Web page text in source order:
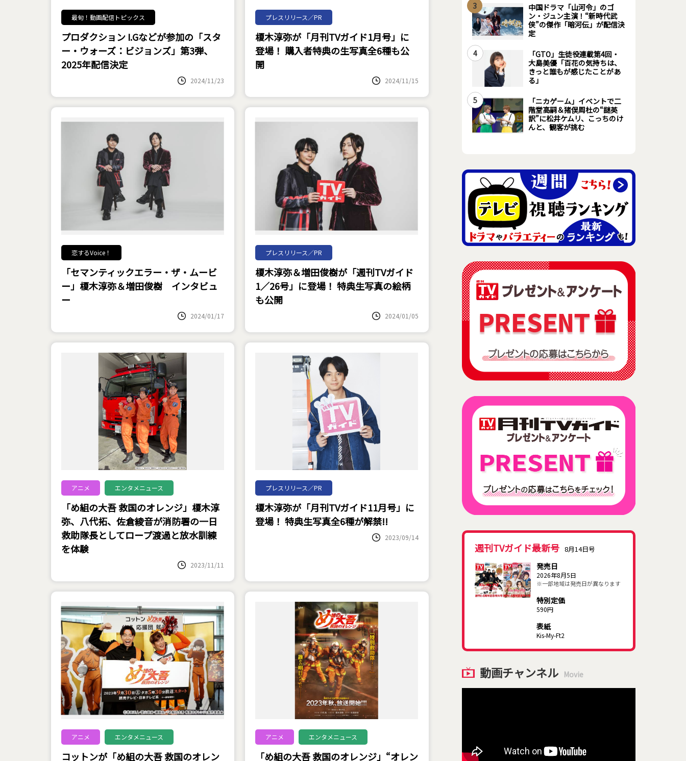
最旬！動画配信トピックス
プロダクション I.Gなどが参加の「スタ
ー・ウォーズ：ビジョンズ」第3弾、
2025年配信決定
2024/11/23
プレスリリース／PR
榎木淳弥が「月刊TVガイド1月号」に
登場！ 購入者特典の生写真全6種も公
開
2024/11/15
恋するVoice！
「セマンティックエラー・ザ・ムービ
ー」榎木淳弥＆増田俊樹 インタビュ
ー
2024/01/17
プレスリリース／PR
榎木淳弥＆増田俊樹が「週刊TVガイド
1／26号」に登場！ 特典生写真の絵柄
も公開
2024/01/05
アニメ エンタメニュース
「め組の大吾 救国のオレンジ」榎木淳
弥、八代拓、佐倉綾音が消防署の一日
救助隊長としてロープ渡過と放水訓練
を体験
2023/11/11
プレスリリース／PR
榎木淳弥が「月刊TVガイド11月号」に
登場！ 特典生写真全6種が解禁!!
2023/09/14
アニメ エンタメニュース
コットンが「め組の大吾 救国のオレン
アニメ エンタメニュース
「め組の大吾 救国のオレンジ」“オレン
3
中国ドラマ「山河令」のゴ
ン・ジュン主演！“新時代武
侠”の傑作「暗河伝」が配信決
定
4
「GTO」生徒役連載第4回・
大島美優「百花の気持ちは、
きっと誰もが感じたことがあ
る」
5
「ニカゲーム」イベントで二
階堂高嗣＆猪俣周杜の“謎英
訳”に松井ケムリ、こっちのけ
んと、観客が挑む
週刊TVガイド最新号 8月14日号
発売日
2026年8月5日
※一部地域は発売日が異なります
特別定価
590円
表紙
Kis-My-Ft2
動画チャンネル Movie